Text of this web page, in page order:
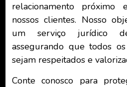
relacionamento próximo
nossos clientes. Nosso
um serviço jurídico
assegurando que todos
sejam respeitados e
Conte conosco para